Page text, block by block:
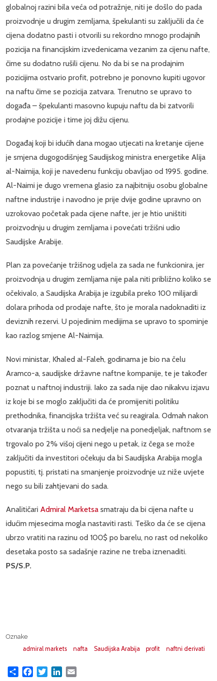
globalnoj razini bila veća od potražnje, niti je došlo do pada
proizvodnje u drugim zemljama, špekulanti su zaključili da će
cijena dodatno pasti i otvorili su rekordno mnogo prodajnih
pozicija na financijskim izvedenicama vezanim za cijenu nafte,
čime su dodatno rušili cijenu. No da bi se na prodajnim
pozicijima ostvario profit, potrebno je ponovno kupiti ugovor
na naftu čime se pozicija zatvara. Trenutno se upravo to
događa – špekulanti masovno kupuju naftu da bi zatvorili
prodajne pozicije i time joj dižu cijenu.
Događaj koji bi idućih dana mogao utjecati na kretanje cijene
je smjena dugogodišnjeg Saudijskog ministra energetike Alija
al-Naimija, koji je navedenu funkciju obavljao od 1995. godine.
Al-Naimi je dugo vremena glasio za najbitniju osobu globalne
naftne industrije i navodno je prije dvije godine upravno on
uzrokovao početak pada cijene nafte, jer je htio uništiti
proizvodnju u drugim zemljama i povećati tržišni udio
Saudijske Arabije.
Plan za povećanje tržišnog udjela za sada ne funkcionira, jer
proizvodnja u drugim zemljama nije pala niti približno koliko se
očekivalo, a Saudijska Arabija je izgubila preko 100 milijardi
dolara prihoda od prodaje nafte, što je morala nadoknaditi iz
deviznih rezervi. U pojedinim medijima se upravo to spominje
kao razlog smjene Al-Naimija.
Novi ministar, Khaled al-Faleh, godinama je bio na čelu
Aramco-a, saudijske državne naftne kompanije, te je također
poznat u naftnoj industriji. Iako za sada nije dao nikakvu izjavu
iz koje bi se moglo zaključiti da će promijeniti politiku
prethodnika, financijska tržišta već su reagirala. Odmah nakon
otvaranja tržišta u noći sa nedjelje na ponedjeljak, naftnom se
trgovalo po 2% višoj cijeni nego u petak, iz čega se može
zaključiti da investitori očekuju da bi Saudijska Arabija mogla
popustiti, tj. pristati na smanjenje proizvodnje uz niže uvjete
nego su bili zahtjevani do sada.
Analitičari Admiral Marketsa smatraju da bi cijena nafte u
idućim mjesecima mogla nastaviti rasti. Teško da će se cijena
ubrzo vratiti na razinu od 100$ po barelu, no rast od nekoliko
desetaka posto sa sadašnje razine ne treba iznenaditi.
PS/S.P.
Oznake
admiral markets
nafta Saudijska Arabija profit naftni derivati
Share FacebookTwitterLinkedIn